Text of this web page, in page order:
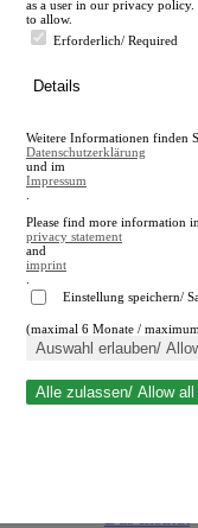
en
A
A
Suche schließen
as a user in our privacy
to allow.
Erforderlich/ Required
Details
Weitere Informationen finden
Datenschutzerklärung
und im
Impressum
Please find more information
privacy statement
and
imprint
Einstellung speichern/
(maximal 6 Monate /
Auswahl erlauben/
Alle zulassen/ Allow all